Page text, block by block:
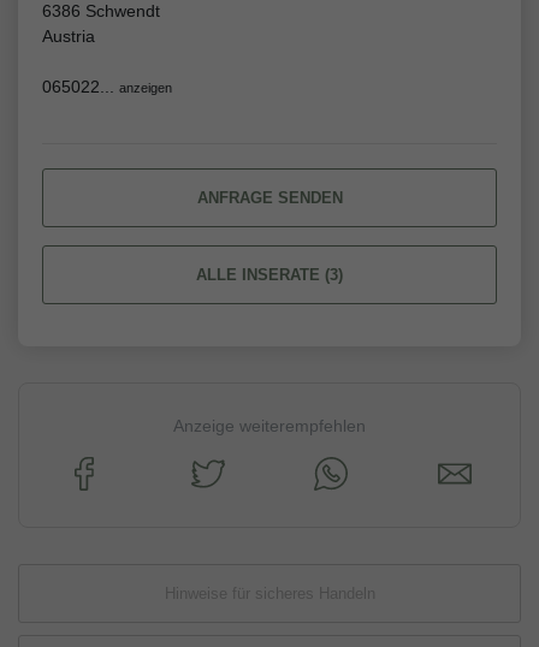
6386 Schwendt
Austria
065022... anzeigen
ANFRAGE SENDEN
ALLE INSERATE (3)
Anzeige weiterempfehlen
Hinweise für sicheres Handeln